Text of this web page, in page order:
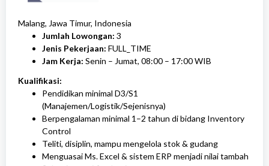
Malang, Jawa Timur, Indonesia
Jumlah Lowongan: 3
Jenis Pekerjaan: FULL_TIME
Jam Kerja: Senin – Jumat, 08:00 – 17:00 WIB
Kualifikasi:
Pendidikan minimal D3/S1
(Manajemen/Logistik/Sejenisnya)
Berpengalaman minimal 1–2 tahun di bidang Inventory
Control
Teliti, disiplin, mampu mengelola stok & gudang
Menguasai Ms. Excel & sistem ERP menjadi nilai tambah